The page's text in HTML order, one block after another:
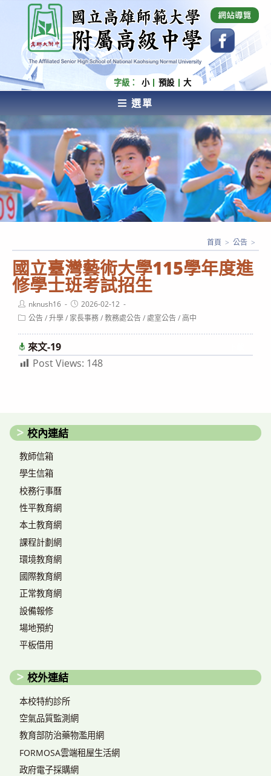
內
容
國立高雄師範大學附屬高級中學 Affiliated Senior
High School of National Kaohsiung Normal
University
字級： 小 預設 大
選單
AFFILIATED SENIOR HIGH SCHOOL OF NATIONAL
KAOHSIUNG NORMAL UNIVERSITY
國立臺灣藝術大學115學年度進
修學士班考試招生
首頁 > 公告 >
Post
author:
nknush16
Post
published:
2026-02-12
Post公告/升學/ 家長事務/教務處公告/處室公告/高中
來文-19
Post Views: 148
校內連結
教師信箱
學生信箱
校務行事曆
性平教育網
本土教育網
課程計劃網
環境教育網
國際教育網
正常教育網
設備報修
場地預約
平板借用
校外連結
本校特約診所
空氣品質監測網
教育部防治藥物濫用網
FORMOSA雲端租屋生活網
政府電子採購網